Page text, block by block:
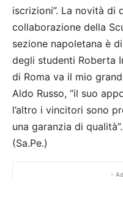
iscrizioni”. La novità di
collaborazione della
sezione napoletana è
degli studenti Roberta
di Roma va il mio
Aldo Russo, “il suo
l’altro i vincitori sono
una garanzia di qualità”.
(Sa.Pe.)
-